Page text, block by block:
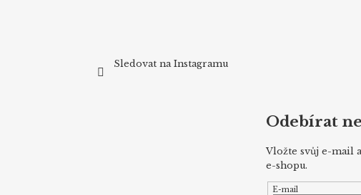
Sledovat na Instagramu
Odebírat
Vložte svůj e-mail
e-shopu.
E-mail